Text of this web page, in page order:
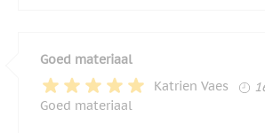
Goed materiaal
Katrien Vaes
Goed materiaal